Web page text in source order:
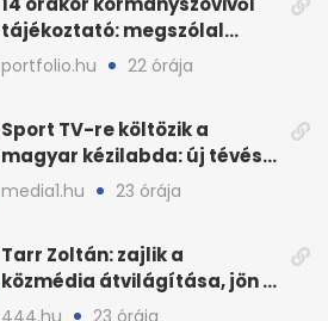
tájékoztató: megszólal
Magyar Péter is
portfolio.hu 22 órája
Sport TV-re költözik a
magyar kézilabda: új tévés
megállapodás
media1.hu 23 órája
Tarr Zoltán: zajlik a
közmédia átvilágítása, jön a
nyilvános véleményezés